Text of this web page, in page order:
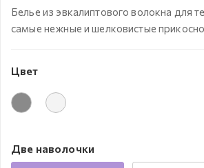
Белье из эвкалиптового волокна для
самые нежные и шелковистые
Цвет
Две наволочки